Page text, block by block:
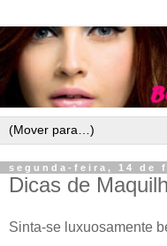
segunda-feira, 14 de
Dicas de
Sinta-se luxuosamente